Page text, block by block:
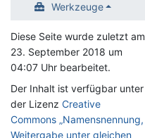
Werkzeuge
Diese Seite wurde zuletzt am
23. September 2018 um
04:07 Uhr bearbeitet.
Der Inhalt ist verfügbar unter
der Lizenz Creative
Commons „Namensnennung,
Weitergabe unter gleichen